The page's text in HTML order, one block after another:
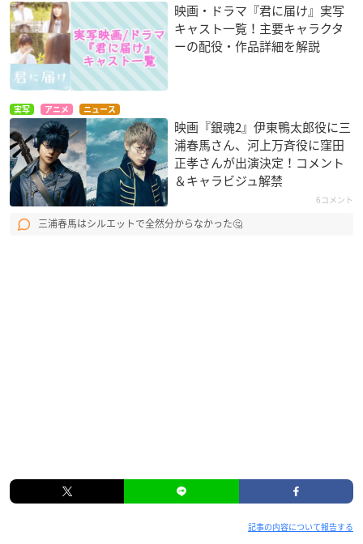
映画・ドラマ『君に届け』実写
キャスト一覧！主要キャラクタ
ーの配役・作品詳細を解説
実写 アニメ ニュース
映画『銀魂2』伊東鴨太郎役に三
浦春馬さん、河上万斉役に窪田
正孝さんが出演決定！コメント
＆キャラビジュ解禁
6コメント
三浦春馬はシルエットで全然分からなかった🤔
記事の内容について報告する